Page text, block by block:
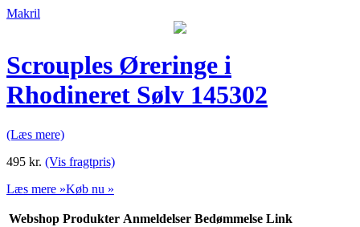
Makril
Scrouples Øreringe i
Rhodineret Sølv 145302
(Læs mere)
495 kr. (Vis fragtpris)
Læs mere »Køb nu »
Webshop Produkter Anmeldelser Bedømmelse Link